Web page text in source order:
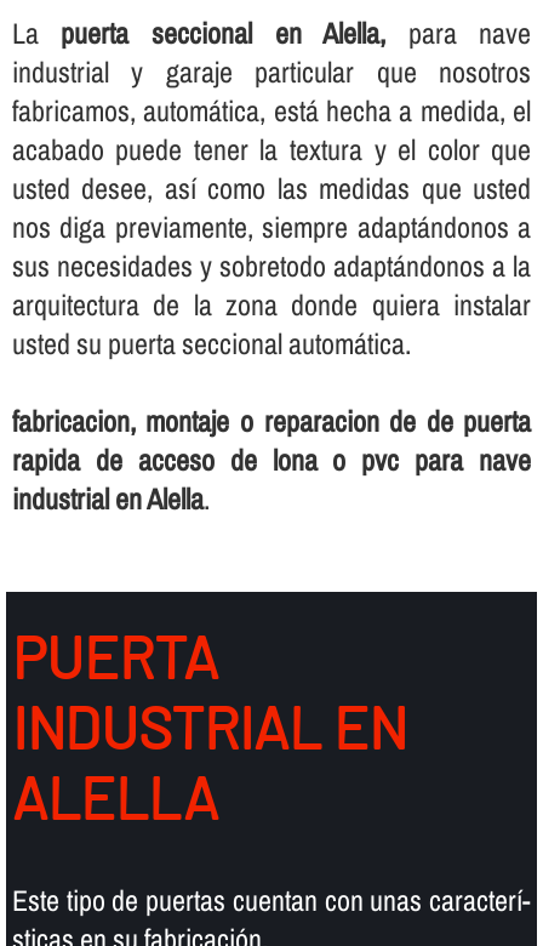
La puerta seccional en Alella, para nave
industrial y garaje particular que nosotros
fabricamos, automática, está hecha a medida, el
acabado puede tener la textura y el color que
usted desee, así­ como las medidas que usted
nos diga previamente, siempre adaptándonos a
sus necesidades y sobretodo adaptándonos a la
arquitectura de la zona donde quiera instalar
usted su puerta seccional automática.
fabricacion, montaje o reparacion de de puerta
rapida de acceso de lona o pvc para nave
industrial en Alella.
PUERTA
INDUSTRIAL EN
ALELLA
Este tipo de puertas cuentan con unas caracterí­